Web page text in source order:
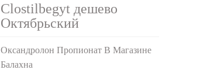
Clostilbegyt дешево
Октябрьский
Оксандролон Пропионат В Магазине
Балахна